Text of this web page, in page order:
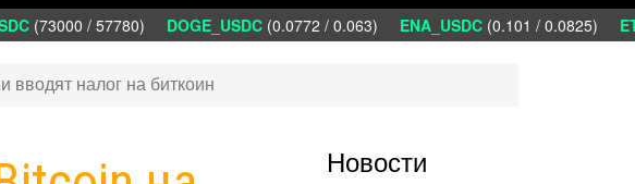
(73000 / 57780) DOGE_USDC(0.0772 / 0.063) ENA_USDC(0.101 / 0.0825)
вводят налог на биткоин
Новости